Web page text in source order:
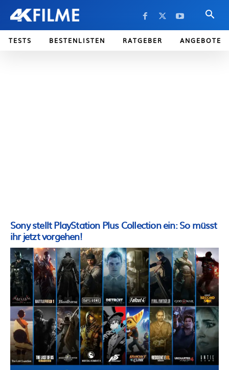
TESTS BESTENLISTEN RATGEBER ANGEBOTE
Sony stellt PlayStation Plus Collection ein: So müsst
ihr jetzt vorgehen!